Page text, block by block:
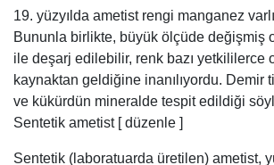
19. yüzyılda ametist rengi manganez
Bununla birlikte, büyük ölçüde değişmiş
ile deşarj edilebilir, renk bazı yetkililerce
kaynaktan geldiğine inanılıyordu. Demir
ve kükürdün mineralde tespit edildiği
Sentetik ametist [ düzenle ]
Sentetik (laboratuarda üretilen) ametist,